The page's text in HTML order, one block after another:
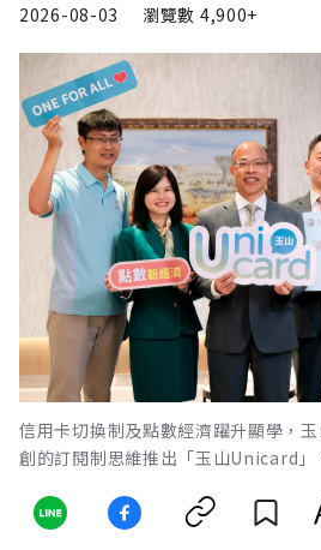
2026-08-03
瀏覽數 4,900+
信用卡切換制及點數經濟躍升顯學，
創的訂閱制思維推出「玉山Unicard」